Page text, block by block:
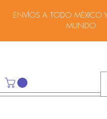
ENVÍOS A TODO MÉXICO
MUNDO